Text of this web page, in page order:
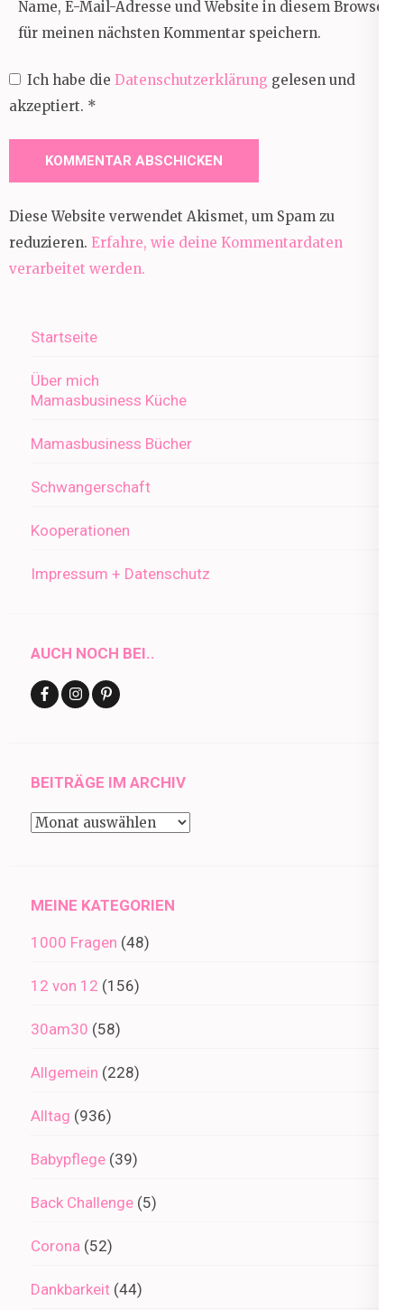
Name, E-Mail-Adresse und Website in diesem Browser
für meinen nächsten Kommentar speichern.
Ich habe die Datenschutzerklärung gelesen und
akzeptiert. *
Diese Website verwendet Akismet, um Spam zu
reduzieren. Erfahre, wie deine Kommentardaten
verarbeitet werden.
Startseite
Über mich
Mamasbusiness Küche
Mamasbusiness Bücher
Schwangerschaft
Kooperationen
Impressum + Datenschutz
AUCH NOCH BEI..
BEITRÄGE IM ARCHIV
Beiträge
MEINE KATEGORIEN
1000 Fragen (48)
12 von 12 (156)
30am30 (58)
Allgemein (228)
Alltag (936)
Babypflege (39)
Back Challenge (5)
Corona (52)
Dankbarkeit (44)